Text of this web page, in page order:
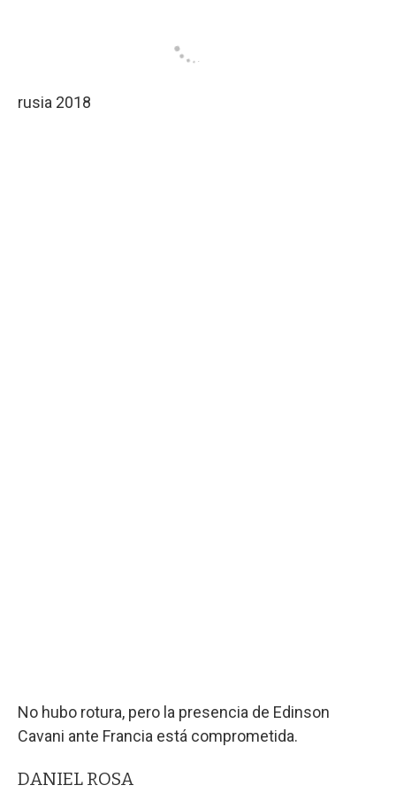
rusia 2018
No hubo rotura, pero la presencia de Edinson
Cavani ante Francia está comprometida.
DANIEL ROSA